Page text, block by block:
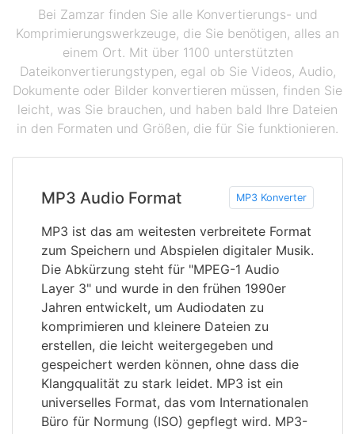
Bei Zamzar finden Sie alle Konvertierungs- und
Komprimierungswerkzeuge, die Sie benötigen, alles an
einem Ort. Mit über 1100 unterstützten
Dateikonvertierungstypen, egal ob Sie Videos, Audio,
Dokumente oder Bilder konvertieren müssen, finden Sie
leicht, was Sie brauchen, und haben bald Ihre Dateien
in den Formaten und Größen, die für Sie funktionieren.
MP3 Audio Format MP3 Konverter
MP3 ist das am weitesten verbreitete Format
zum Speichern und Abspielen digitaler Musik.
Die Abkürzung steht für "MPEG-1 Audio
Layer 3" und wurde in den frühen 1990er
Jahren entwickelt, um Audiodaten zu
komprimieren und kleinere Dateien zu
erstellen, die leicht weitergegeben und
gespeichert werden können, ohne dass die
Klangqualität zu stark leidet. MP3 ist ein
universelles Format, das vom Internationalen
Büro für Normung (ISO) gepflegt wird. MP3-